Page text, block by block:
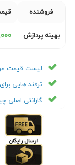
فروشنده
بهینه پردازش
لیست قیمت
ترفند هایی
گارانتی اصلی